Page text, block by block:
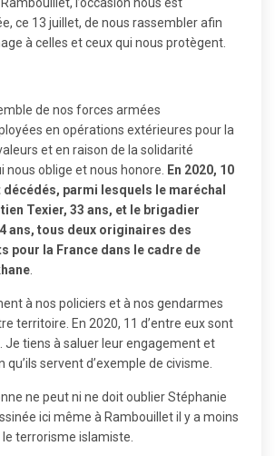
l’occasion nous est
ce 13 juillet, de nous rassembler afin
à celles et ceux qui nous protègent.
de nos forces armées
en opérations extérieures pour la
et en raison de la solidarité
nous oblige et nous honore. En 2020, 10
décédés, parmi lesquels le maréchal
Texier, 33 ans, et le brigadier
ans, tous deux originaires des
pour la France dans le cadre de
.
à nos policiers et à nos gendarmes
territoire. En 2020, 11 d’entre eux sont
Je tiens à saluer leur engagement et
qu’ils servent d’exemple de civisme.
ne peut ni ne doit oublier Stéphanie
ici même à Rambouillet il y a moins
terrorisme islamiste.